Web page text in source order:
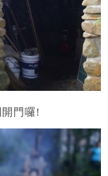
門囉!